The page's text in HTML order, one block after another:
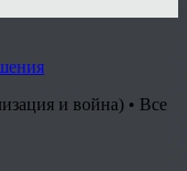
и война) • Все